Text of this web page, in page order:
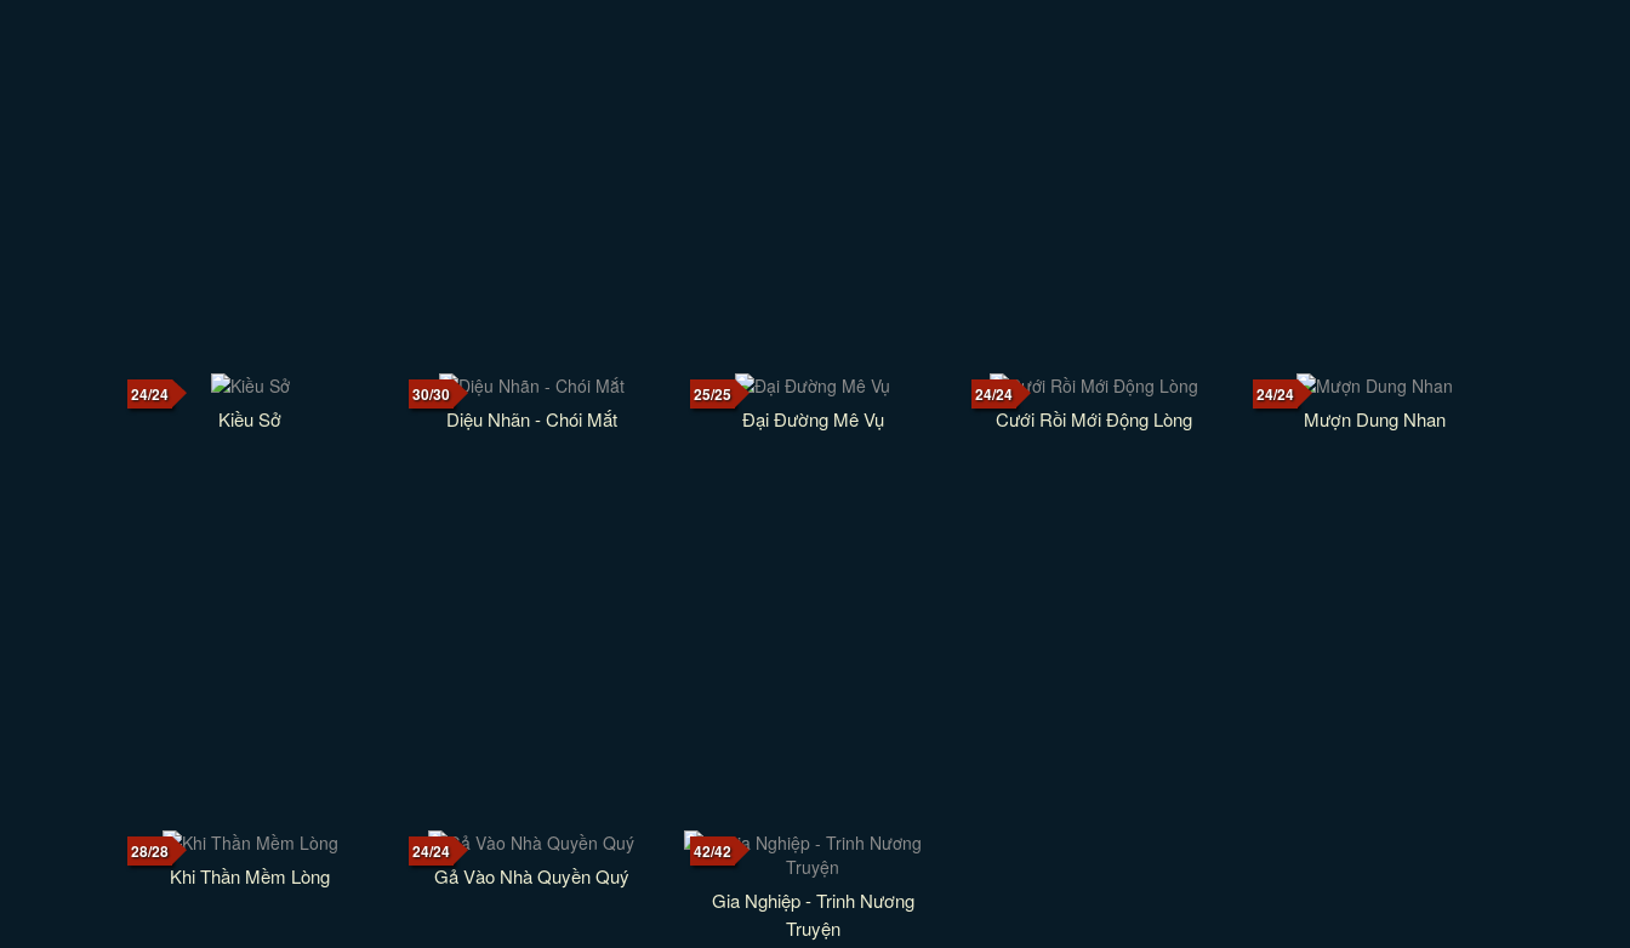
24/24
Kiều Sở
30/30
Diệu Nhãn - Chói Mắt
25/25
Đại Đường Mê Vụ
24/24
Cưới Rồi Mới Động Lòng
24/24
Mượn Dung Nhan
28/28
Khi Thần Mềm Lòng
24/24
Gả Vào Nhà Quyền Quý
42/42
Gia Nghiệp - Trinh Nương
Truyện